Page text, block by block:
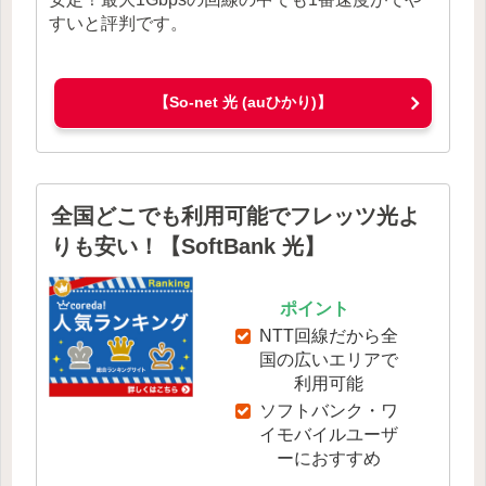
すいと評判です。
【So-net 光 (auひかり)】
全国どこでも利用可能でフレッツ光よ
りも安い！【SoftBank 光】
ポイント
NTT回線だから全
国の広いエリアで
利用可能
ソフトバンク・ワ
イモバイルユーザ
ーにおすすめ